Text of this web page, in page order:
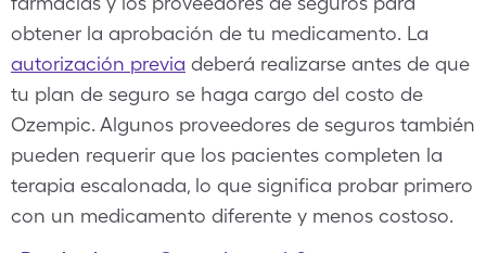
obtener la aprobación de tu medicamento. La
autorización previa deberá realizarse antes de que
tu plan de seguro se haga cargo del costo de
Ozempic. Algunos proveedores de seguros también
pueden requerir que los pacientes completen la
terapia escalonada, lo que significa probar primero
con un medicamento diferente y menos costoso.